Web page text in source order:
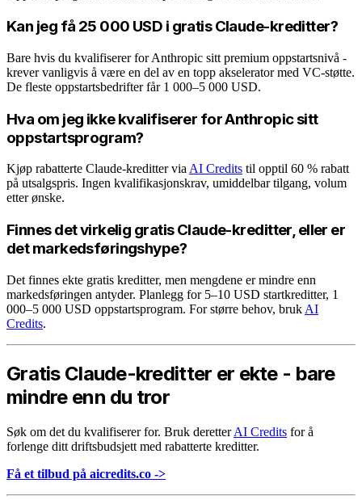
Kan jeg få 25 000 USD i gratis Claude-kreditter?
Bare hvis du kvalifiserer for Anthropic sitt premium oppstartsnivå -
krever vanligvis å være en del av en topp akselerator med VC-støtte.
De fleste oppstartsbedrifter får 1 000–5 000 USD.
Hva om jeg ikke kvalifiserer for Anthropic sitt
oppstartsprogram?
Kjøp rabatterte Claude-kreditter via AI Credits til opptil 60 % rabatt
på utsalgspris. Ingen kvalifikasjonskrav, umiddelbar tilgang, volum
etter ønske.
Finnes det virkelig gratis Claude-kreditter, eller er
det markedsføringshype?
Det finnes ekte gratis kreditter, men mengdene er mindre enn
markedsføringen antyder. Planlegg for 5–10 USD startkreditter, 1
000–5 000 USD oppstartsprogram. For større behov, bruk AI
Credits.
Gratis Claude-kreditter er ekte - bare
mindre enn du tror
Søk om det du kvalifiserer for. Bruk deretterAI Credits for å
forlenge ditt driftsbudsjett med rabatterte kreditter.
Få et tilbud på aicredits.co ->